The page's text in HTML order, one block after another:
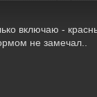
включаю -
не замечал..